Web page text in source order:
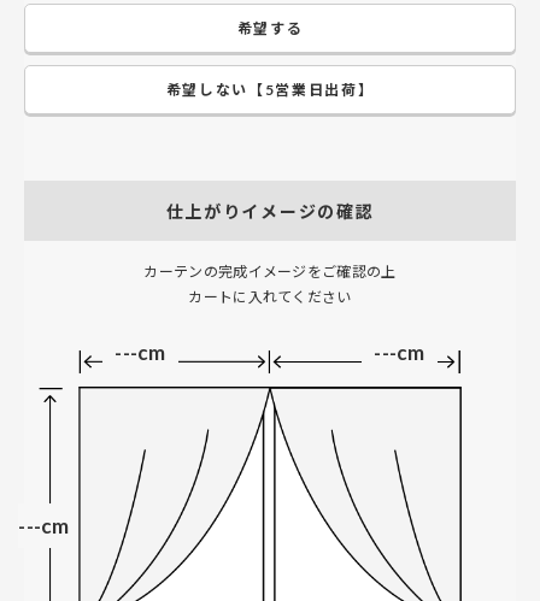
希望する
希望しない【5営業日出荷】
仕上がりイメージの確認
カーテンの完成イメージをご確認の上
カートに入れてください
---cm ---cm
---cm